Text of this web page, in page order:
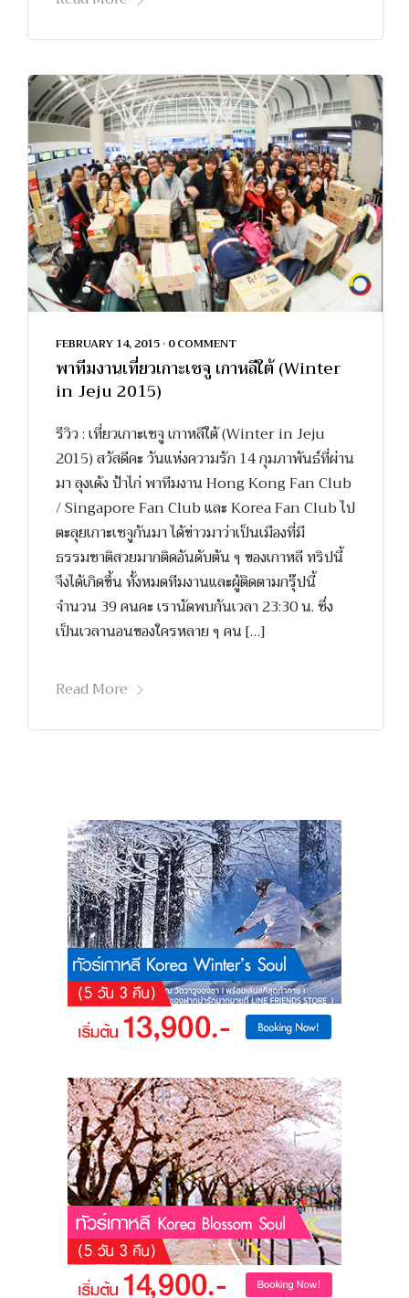
FEBRUARY 14, 2015 • 0 COMMENT
พาทีมงานเที่ยวเกาะเชจู เกาหลีใต้ (Winter
in Jeju 2015)
รีวิว : เที่ยวเกาะเชจู เกาหลีใต้ (Winter in Jeju
2015) สวัสดีคะ วันแห่งความรัก 14 กุมภาพันธ์ที่ผ่าน
มา ลุงเด้ง ป้าไก่ พาทีมงาน Hong Kong Fan Club
/ Singapore Fan Club และ Korea Fan Club ไป
ตะลุยเกาะเชจูกันมา ได้ข่าวมาว่าเป็นเมืองที่มี
ธรรมชาติสวยมากติดอันดับต้น ๆ ของเกาหลี ทริปนี้
จึงได้เกิดขึ้น ทั้งหมดทีมงานและผู้ติดตามกรุ๊ปนี้
จำนวน 39 คนคะ เรานัดพบกันเวลา 23:30 น. ซึ่ง
เป็นเวลานอนของใครหลาย ๆ คน […]
Read More